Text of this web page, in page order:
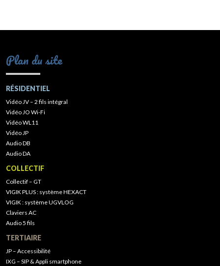
Plan du site
RÉSIDENTIEL
Vidéo JV – 2 fils intégral
Vidéo JO Wi-Fi
Vidéo WL11
Vidéo JP
Audio DB
Audio DA
COLLECTIF
Collectif – GT
VIGIK PLUS : système HEXACT
VIGIK : système UGVLOG
Claviers AC
Audio 5 fils
TERTIAIRE
JP – Accessibilité
IXG – SIP & Appli smartphone